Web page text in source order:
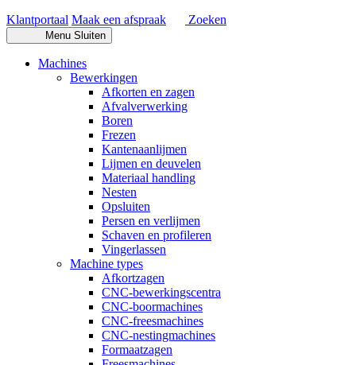
Klantportaal Maak een afspraak Zoeken
Menu Sluiten
Machines
Bewerkingen
Afkorten en zagen
Afvalverwerking
Boren
Frezen
Kantenaanlijmen
Lijmen en deuvelen
Materiaal handling
Nesten
Opsluiten
Persen en verlijmen
Schaven en profileren
Vingerlassen
Machine types
Afkortzagen
CNC-bewerkingscentra
CNC-boormachines
CNC-freesmachines
CNC-nestingmachines
Formaatzagen